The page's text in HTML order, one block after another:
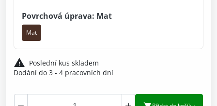
Povrchová úprava: Mat
Mat
 Poslední kus skladem
Dodání do 3 - 4 pracovních dní